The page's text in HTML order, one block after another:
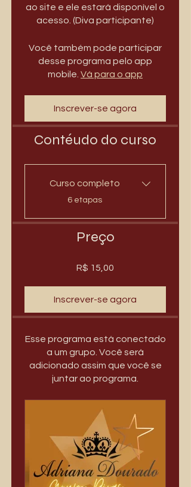
ao site e ele estará disponível o
acesso. (Diva participante)
Você também pode participar
desse programa pelo app
mobile. Vá para o app
Inscrever-se agora
Contéudo do curso
Curso completo
.
6 etapas
Preço
R$ 15,00
Inscrever-se agora
Esse programa está conectado
a um grupo. Você será
adicionado assim que você se
juntar ao programa.